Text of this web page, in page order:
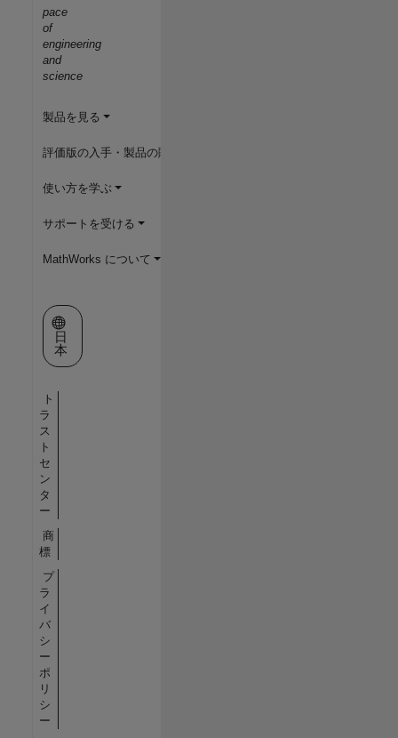
pace
of
engineering
and
science
製品を見る
評価版の入手・製品の購入
使い方を学ぶ
サポートを受ける
MathWorks について
Web サイトの選択
日
本
ト
ラ
ス
ト
セ
ン
タ
ー
商
標
プ
ラ
イ
バ
シ
ー
ポ
リ
シ
ー